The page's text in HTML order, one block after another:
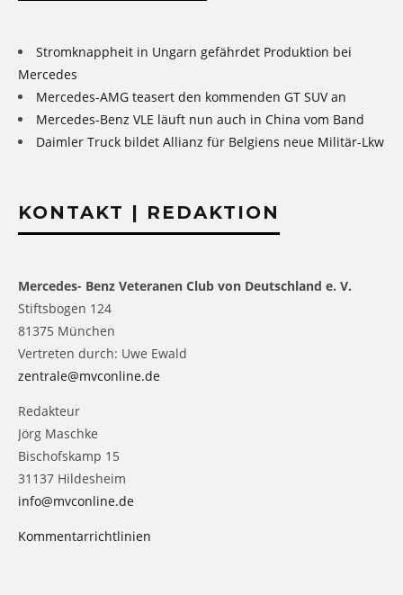
Stromknappheit in Ungarn gefährdet Produktion bei
Mercedes
Mercedes-AMG teasert den kommenden GT SUV an
Mercedes-Benz VLE läuft nun auch in China vom Band
Daimler Truck bildet Allianz für Belgiens neue Militär-Lkw
KONTAKT | REDAKTION
Mercedes- Benz Veteranen Club von Deutschland e. V.
Stiftsbogen 124
81375 München
Vertreten durch: Uwe Ewald
zentrale@mvconline.de
Redakteur
Jörg Maschke
Bischofskamp 15
31137 Hildesheim
info@mvconline.de
Kommentarrichtlinien